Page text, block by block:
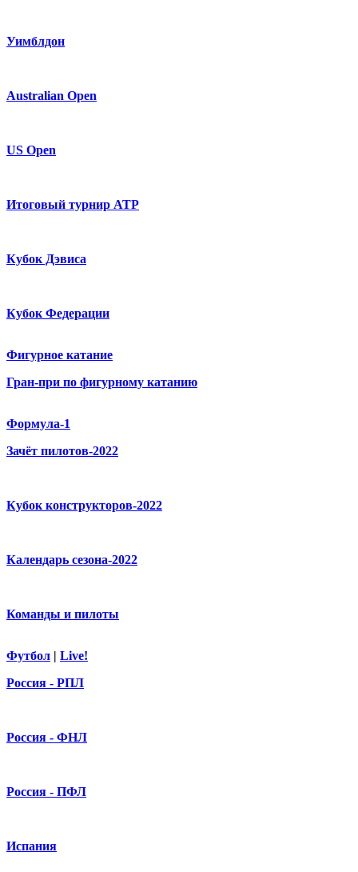
Уимблдон
Australian Open
US Open
Итоговый турнир ATP
Кубок Дэвиса
Кубок Федерации
Фигурное катание
Гран-при по фигурному катанию
Формула-1
Зачёт пилотов-2022
Кубок конструкторов-2022
Календарь сезона-2022
Команды и пилоты
Футбол | Live!
Россия - РПЛ
Россия - ФНЛ
Россия - ПФЛ
Испания